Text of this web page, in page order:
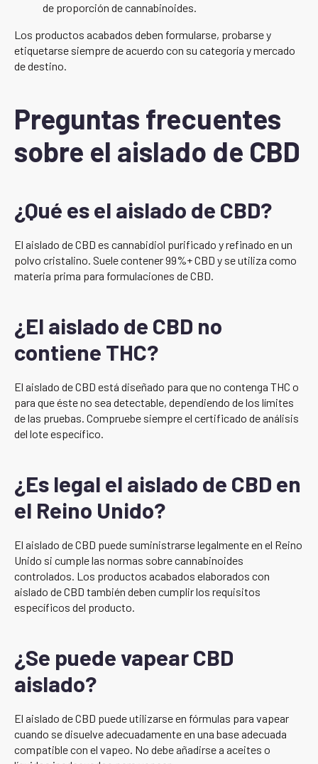
de proporción de cannabinoides.
Los productos acabados deben formularse, probarse y
etiquetarse siempre de acuerdo con su categoría y mercado
de destino.
Preguntas frecuentes
sobre el aislado de CBD
¿Qué es el aislado de CBD?
El aislado de CBD es cannabidiol purificado y refinado en un
polvo cristalino. Suele contener 99%+ CBD y se utiliza como
materia prima para formulaciones de CBD.
¿El aislado de CBD no
contiene THC?
El aislado de CBD está diseñado para que no contenga THC o
para que éste no sea detectable, dependiendo de los límites
de las pruebas. Compruebe siempre el certificado de análisis
del lote específico.
¿Es legal el aislado de CBD en
el Reino Unido?
El aislado de CBD puede suministrarse legalmente en el Reino
Unido si cumple las normas sobre cannabinoides
controlados. Los productos acabados elaborados con
aislado de CBD también deben cumplir los requisitos
específicos del producto.
¿Se puede vapear CBD
aislado?
El aislado de CBD puede utilizarse en fórmulas para vapear
cuando se disuelve adecuadamente en una base adecuada
compatible con el vapeo. No debe añadirse a aceites o